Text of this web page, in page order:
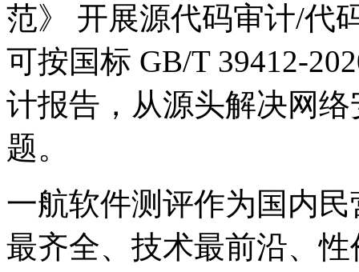
范》 开展源代码审计/代
可按国标 GB/T 39412-
计报告，从源头解决网
题。
一航软件测评作为国内
最齐全、技术最前沿、